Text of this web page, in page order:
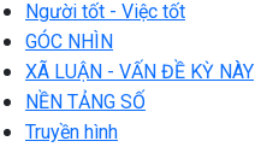
Người tốt - Việc tốt
GÓC NHÌN
XÃ LUẬN - VẤN ĐỀ KỲ NÀY
NỀN TẢNG SỐ
Truyền hình